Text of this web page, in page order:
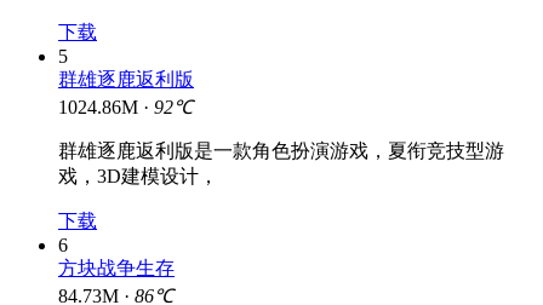
下载
5
群雄逐鹿返利版
1024.86M · 92℃
群雄逐鹿返利版是一款角色扮演游戏，夏衔竞技型游
戏，3D建模设计，
下载
6
方块战争生存
84.73M · 86℃